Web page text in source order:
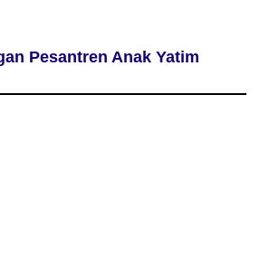
Pesantren Anak Yatim